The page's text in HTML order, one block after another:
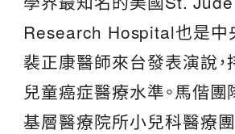
Research Hospital也是中
裴正康醫師來台發表演說
兒童癌症醫療水準。馬偕
基層醫療院所小兒科醫療